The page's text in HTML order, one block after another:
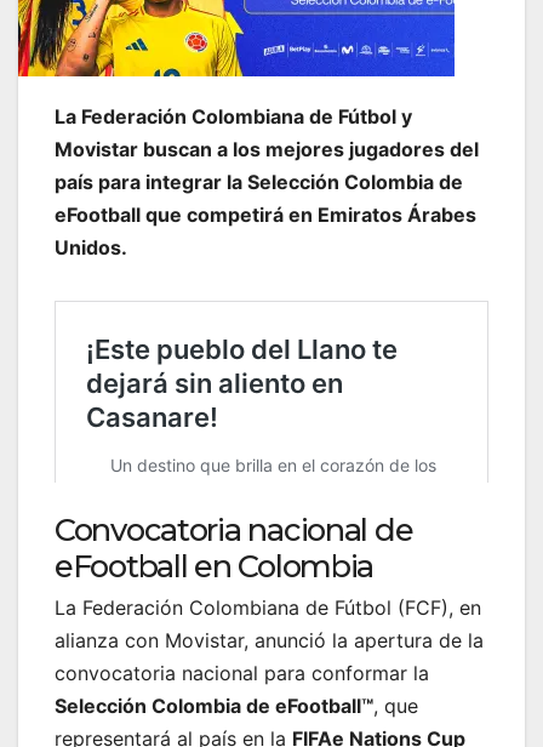
La Federación Colombiana de Fútbol y
Movistar buscan a los mejores jugadores del
país para integrar la Selección Colombia de
eFootball que competirá en Emiratos Árabes
Unidos.
Convocatoria nacional de
eFootball en Colombia
La Federación Colombiana de Fútbol (FCF), en
alianza con Movistar, anunció la apertura de la
convocatoria nacional para conformar la
Selección Colombia de eFootball™, que
representará al país en la FIFAe Nations Cup